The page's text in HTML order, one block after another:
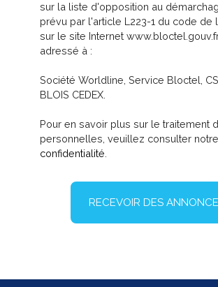
sur la liste d'opposition au
prévu par l'article L223-1 du code de
sur le site Internet
adressé à :
Société Worldline, Service Bloctel, CS
BLOIS CEDEX.
Pour en savoir plus sur le traitement
personnelles, veuillez consulter notre
confidentialité
RECEVOIR DES